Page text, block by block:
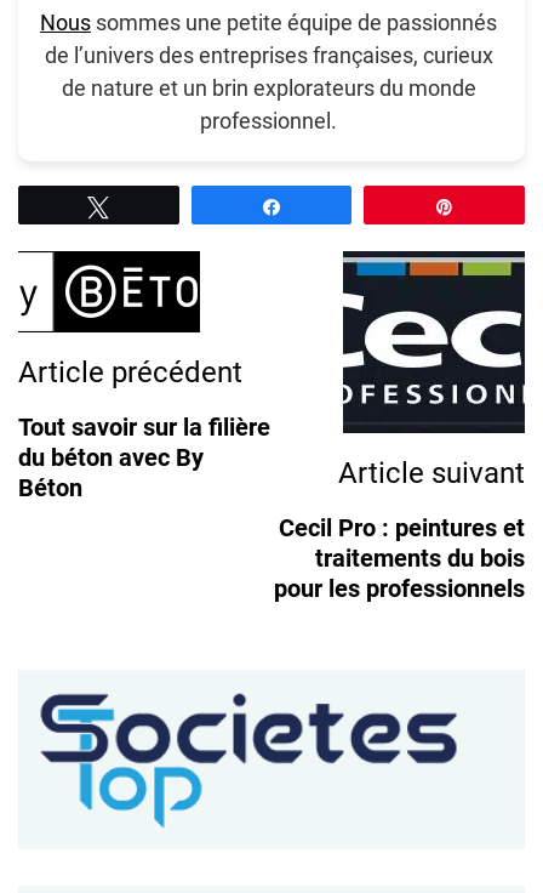
Nous sommes une petite équipe de passionnés
de l’univers des entreprises françaises, curieux
de nature et un brin explorateurs du monde
professionnel.
Post
Navigation
Article précédent
Tout savoir sur la filière
du béton avec By
Béton
Article suivant
Cecil Pro : peintures et
traitements du bois
pour les professionnels